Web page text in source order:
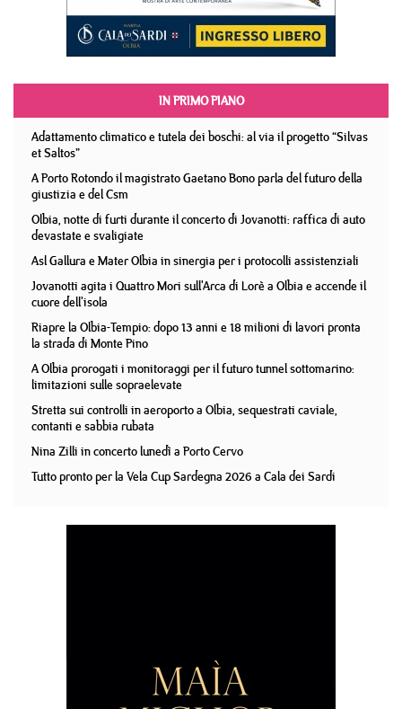
IN PRIMO PIANO
Adattamento climatico e tutela dei boschi: al via il progetto “Silvas
et Saltos”
A Porto Rotondo il magistrato Gaetano Bono parla del futuro della
giustizia e del Csm
Olbia, notte di furti durante il concerto di Jovanotti: raffica di auto
devastate e svaligiate
Asl Gallura e Mater Olbia in sinergia per i protocolli assistenziali
Jovanotti agita i Quattro Mori sull'Arca di Lorè a Olbia e accende il
cuore dell'isola
Riapre la Olbia-Tempio: dopo 13 anni e 18 milioni di lavori pronta
la strada di Monte Pino
A Olbia prorogati i monitoraggi per il futuro tunnel sottomarino:
limitazioni sulle sopraelevate
Stretta sui controlli in aeroporto a Olbia, sequestrati caviale,
contanti e sabbia rubata
Nina Zilli in concerto lunedì a Porto Cervo
Tutto pronto per la Vela Cup Sardegna 2026 a Cala dei Sardi